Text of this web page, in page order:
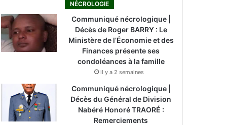
NÉCROLOGIE
Communiqué nécrologique |
Décès de Roger BARRY : Le
Ministère de l’Économie et des
Finances présente ses
condoléances à la famille
il y a 2 semaines
Communiqué nécrologique |
Décès du Général de Division
Nabéré Honoré TRAORÉ :
Remerciements